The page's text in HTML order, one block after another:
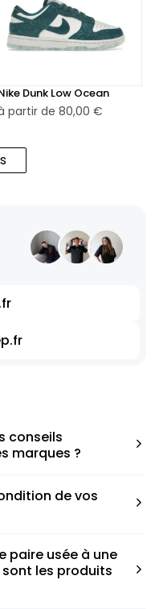
Dunk Low Ocean
partir de 80,00 €
conseils
marques ?
que ce soit une taille
à votre taille
de vos
paire usée à une
les produits